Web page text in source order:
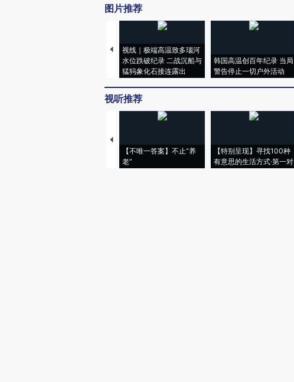
图片推荐
视线｜极端高温致多瑙河
水位跌破纪录 二战沉船与
猛犸象化石接连露出
韩国高温创百年纪录 当局
警告停止一切户外活动
视听推荐
【不唯一答案】不止“养
老”
【特别呈现】寻找100种
有意思的生活方式·第一对